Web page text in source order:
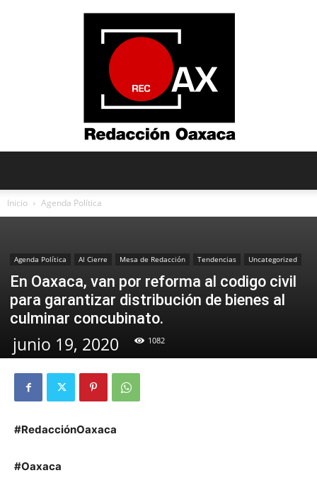
Inicio Agenda Política
Agenda Política Al Cierre Mesa de Redacción Tendencias Uncategorized
En Oaxaca, van por reforma al codigo civil
para garantizar distribución de bienes al
culminar concubinato.
junio 19, 2020 1082
#RedacciónOaxaca
#Oaxaca